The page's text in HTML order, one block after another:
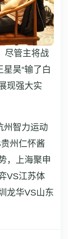
尽管主将战
昊“输了白
现强大实
州智力运动
州仁怀酱
，上海聚申
VS江苏体
龙华VS山东